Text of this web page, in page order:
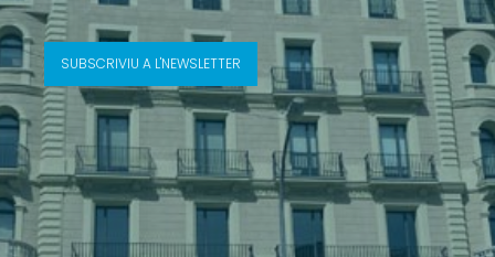
SUBSCRIVIU A L'NEWSLETTER